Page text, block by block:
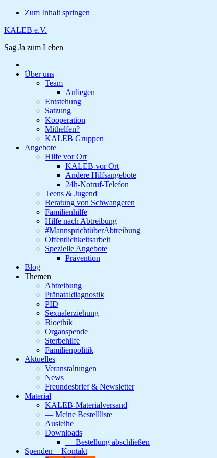
Zum Inhalt springen
KALEB e.V.
Sag Ja zum Leben
Über uns
Team
Anliegen
Entstehung
Satzung
Kooperation
Mithelfen?
KALEB Gruppen
Angebote
Hilfe vor Ort
KALEB vor Ort
Andere Hilfsangebote
24h-Notruf-Telefon
Teens & Jugend
Beratung von Schwangeren
Familienhilfe
Hilfe nach Abtreibung
#MannsprichtüberAbtreibung
Öffentlichkeitsarbeit
Spezielle Angebote
Prävention
Blog
Themen
Abtreibung
Pränataldiagnostik
PID
Sexualerziehung
Bioethik
Organspende
Sterbehilfe
Familienpolitik
Aktuelles
Veranstaltungen
News
Freundesbrief & Newsletter
Material
KALEB-Materialversand
— Meine Bestellliste
Ausleihe
Downloads
— Bestellung abschließen
Spenden + Kontakt